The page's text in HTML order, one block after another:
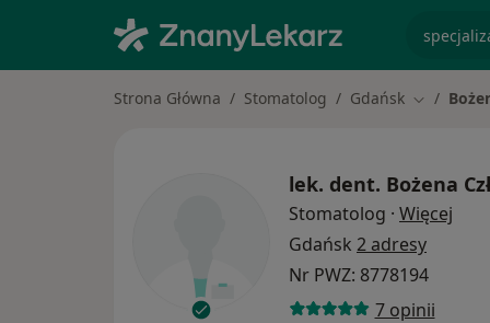
Strona Główna Stomatolog Gdańsk Zmień
lek. dent. Bożena
Stomatolog · Więcej
Gdańsk 2 adresy
Nr PWZ: 8778194
7 opinii